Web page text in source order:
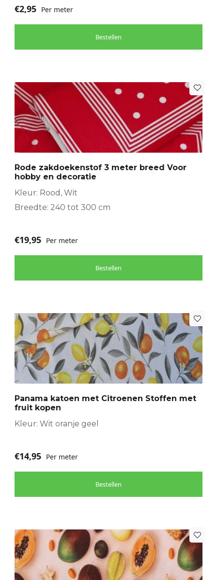
€2,95 Per meter
Bestellen
productpagina
Rode zakdoekenstof 3 meter breed Voor
hobby en decoratie
Kleur: Rood, Wit
Breedte: 240 tot 300 cm
€19,95 Per meter
Bestellen
Panama katoen met Citroenen Stoffen met
fruit kopen
Kleur: Wit oranje geel
€14,95 Per meter
Bestellen